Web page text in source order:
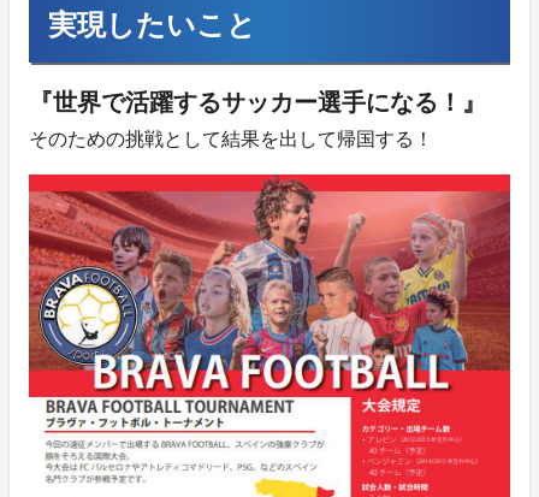
実現したいこと
『世界で活躍するサッカー選手になる！』
そのための挑戦として結果を出して帰国する！